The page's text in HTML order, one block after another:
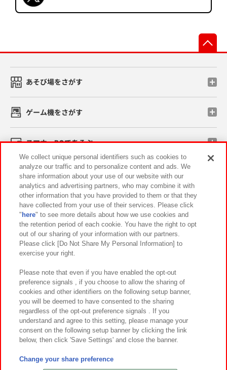
あそび場をさがす
ゲーム機をさがす
スマホ・PCであそぶ
イベント・キャンペーン
関連会社 サステナビリティ サイトポリシー
プライバシーポリシー ウェブアクセシビリティ方針と検証結果
お取引先さまとともに
カスタマーハラスメント対応方針 よくあるご質問・お問い合わせ
©Bandai Namco Amusement Inc.
©Bandai Namco Amusement Lab Inc.
We collect unique personal identifiers such as cookies to
analyze our traffic and to personalize content and ads. We
share information about your use of our website with our
analytics and advertising partners, who may combine it with
other information that you have provided to them or that they
have collected from your use of their services. Please click
" here" to see more details about how we use cookies and
the retention period of each cookie. You have the right to opt
out of our sharing of your information with our partners.
Please click [Do Not Share My Personal Information] to
exercise your right.
Please note that even if you have enabled the opt-out
preference signals , if you choose to allow the sharing of
cookies and other identifiers on the following setup banner,
you will be deemed to have consented to the sharing
regardless of the opt-out preference signals . If you
understand and agree to this setting, please manage your
consent on the following setup banner by clicking the link
below, then click 'Save Settings' and close the banner.
Change your share preference